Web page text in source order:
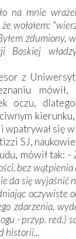
na mnie
wołałem:
zdumiony,
Boskiej
z
oczu,
się w
SJ,
mówił tak: -
bez wątpienia
da się wyjaśnić
oczywiste
zdarzenia,
- przyp. red.)
historii...